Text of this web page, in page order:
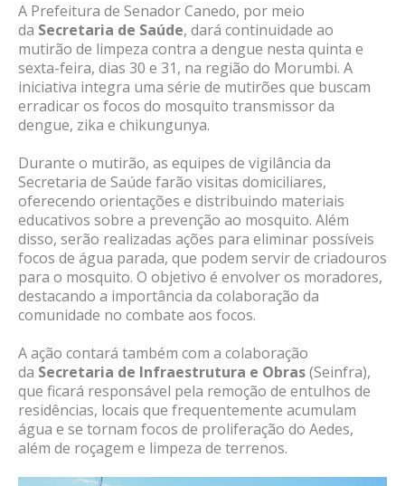
A Prefeitura de Senador Canedo, por meio
da Secretaria de Saúde, dará continuidade ao
mutirão de limpeza contra a dengue nesta quinta e
sexta-feira, dias 30 e 31, na região do Morumbi. A
iniciativa integra uma série de mutirões que buscam
erradicar os focos do mosquito transmissor da
dengue, zika e chikungunya.
Durante o mutirão, as equipes de vigilância da
Secretaria de Saúde farão visitas domiciliares,
oferecendo orientações e distribuindo materiais
educativos sobre a prevenção ao mosquito. Além
disso, serão realizadas ações para eliminar possíveis
focos de água parada, que podem servir de criadouros
para o mosquito. O objetivo é envolver os moradores,
destacando a importância da colaboração da
comunidade no combate aos focos.
A ação contará também com a colaboração
da Secretaria de Infraestrutura e Obras(Seinfra),
que ficará responsável pela remoção de entulhos de
residências, locais que frequentemente acumulam
água e se tornam focos de proliferação do Aedes,
além de roçagem e limpeza de terrenos.